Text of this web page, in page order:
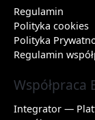
Regulamin
Polityka cookies
Polityka
Regulamin
Współpraca
Integrator —